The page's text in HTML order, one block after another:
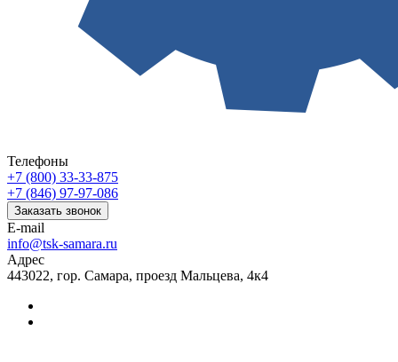
Телефоны
+7 (800) 33-33-875
+7 (846) 97-97-086
Заказать звонок
E-mail
info@tsk-samara.ru
Адрес
443022, гор. Самара, проезд Мальцева, 4к4